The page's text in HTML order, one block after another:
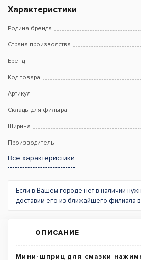
Характеристики
Родина бренда
Страна производства
Бренд
Код товара
Артикул
Склады для фильтра
Ширина
Производитель
Все характеристики
Если в Вашем городе нет в наличии
доставим его из ближайшего филиала
ОПИСАНИЕ
Мини-шприц для смазки